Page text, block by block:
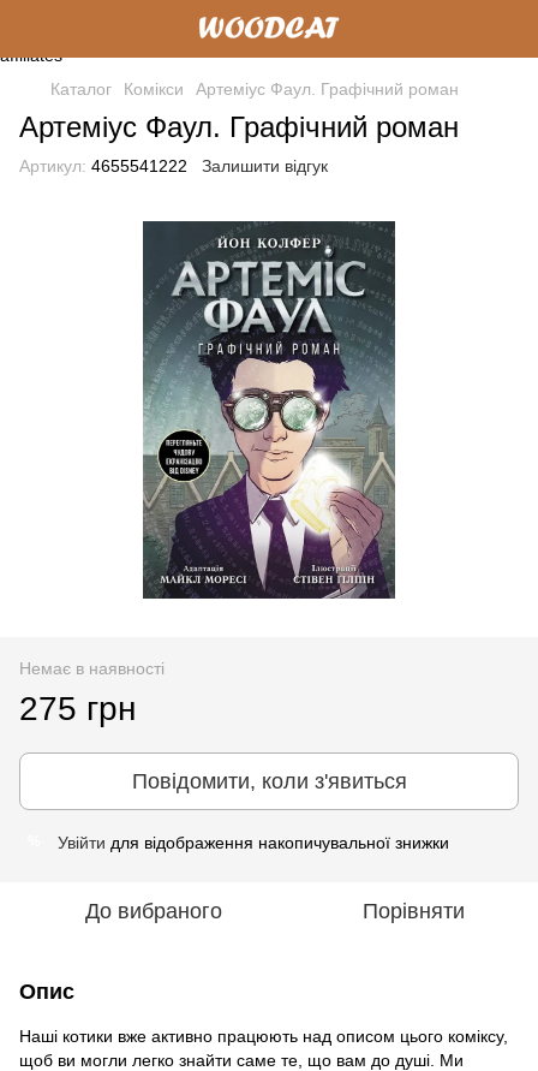
Каталог Комікси Артеміус Фаул. Графічний роман
Артеміус Фаул. Графічний роман
Артикул: 4655541222 Залишити відгук
Немає в наявності
275 грн
Повідомити, коли з'явиться
Увійти для відображення накопичувальної знижки
До вибраного Порівняти
Опис
Наші котики вже активно працюють над описом цього коміксу,
щоб ви могли легко знайти саме те, що вам до душі. Ми